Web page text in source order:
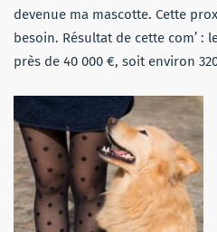
devenue ma mascotte. Cette
besoin. Résultat de cette com’ :
près de 40 000 €, soit environ